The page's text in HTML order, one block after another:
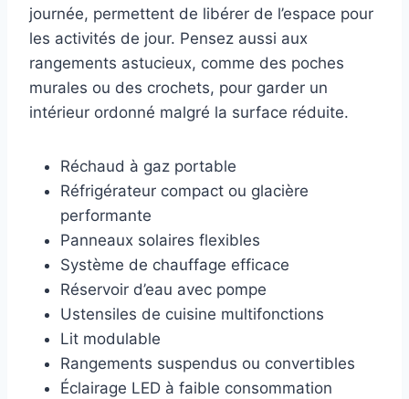
journée, permettent de libérer de l’espace pour
les activités de jour. Pensez aussi aux
rangements astucieux, comme des poches
murales ou des crochets, pour garder un
intérieur ordonné malgré la surface réduite.
Réchaud à gaz portable
Réfrigérateur compact ou glacière
performante
Panneaux solaires flexibles
Système de chauffage efficace
Réservoir d’eau avec pompe
Ustensiles de cuisine multifonctions
Lit modulable
Rangements suspendus ou convertibles
Éclairage LED à faible consommation